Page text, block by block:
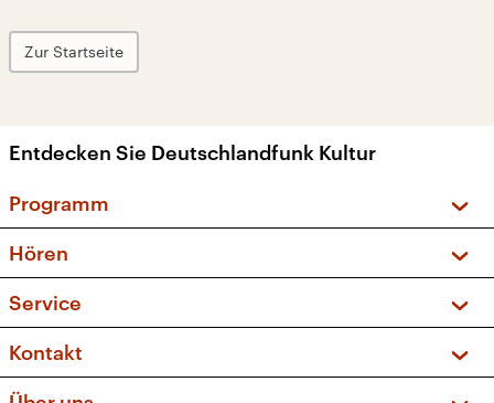
Zur Startseite
Entdecken Sie Deutschlandfunk Kultur
Programm
Sendungen und Podcasts
Musikliste
Kakadu – Das Kinderprogramm
Hören
Frequenzen (UKW + DAB+)
Service
FAQ
Apps
Kontakt